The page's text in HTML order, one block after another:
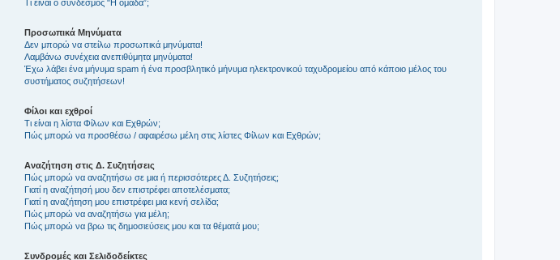
Τι είναι ο σύνδεσμος "Η ομάδα”;
Προσωπικά Μηνύματα
Δεν μπορώ να στείλω προσωπικά μηνύματα!
Λαμβάνω συνέχεια ανεπιθύμητα μηνύματα!
Έχω λάβει ένα μήνυμα spam ή ένα προσβλητικό μήνυμα ηλεκτρονικού ταχυδρομείου από κάποιο μέλος του
συστήματος συζητήσεων!
Φίλοι και εχθροί
Τι είναι η λίστα Φίλων και Εχθρών;
Πώς μπορώ να προσθέσω / αφαιρέσω μέλη στις λίστες Φίλων και Εχθρών;
Αναζήτηση στις Δ. Συζητήσεις
Πώς μπορώ να αναζητήσω σε μια ή περισσότερες Δ. Συζητήσεις;
Γιατί η αναζήτησή μου δεν επιστρέφει αποτελέσματα;
Γιατί η αναζήτηση μου επιστρέφει μια κενή σελίδα;
Πώς μπορώ να αναζητήσω για μέλη;
Πώς μπορώ να βρω τις δημοσιεύσεις μου και τα θέματά μου;
Συνδρομές και Σελιδοδείκτες